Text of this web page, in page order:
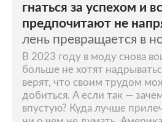
гнаться за успехом и
предпочитают не
лень превращается в
В 2023 году в моду снова
больше не хотят
верят, что своим трудом
добиться. А если так —
впустую? Куда лучше